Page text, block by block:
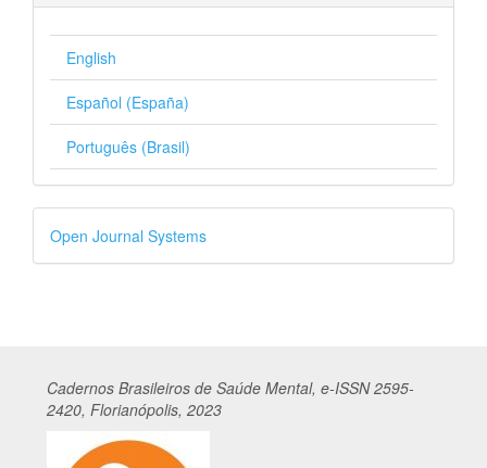
English
Español (España)
Português (Brasil)
Desenvolvido
por
Open Journal Systems
Cadernos Brasileiros de Saúde Mental, e-ISSN 2595-
2420, Florianópolis, 2023